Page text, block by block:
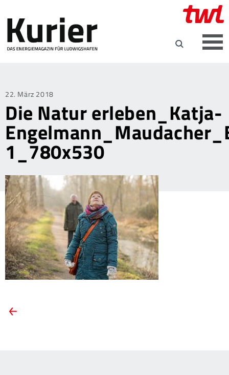
Posted
on
22. März 2018
Die Natur erleben_Katja-
1_780x530
ARTIKEL-